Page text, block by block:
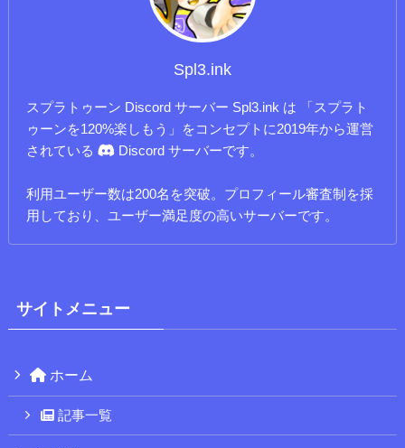
Spl3.ink
スプラトゥーン Discord サーバー Spl3.ink は 「スプラト
ゥーンを120%楽しもう」をコンセプトに2019年から運営
されている
Discord サーバーです。
利用ユーザー数は200名を突破。プロフィール審査制を採
用しており、ユーザー満足度の高いサーバーです。
サイトメニュー
ホーム
記事一覧